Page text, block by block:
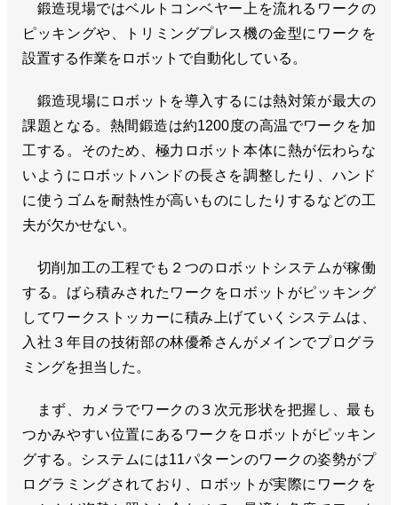
鍛造現場ではベルトコンベヤー上を流れるワークの
ピッキングや、トリミングプレス機の金型にワークを
設置する作業をロボットで自動化している。
鍛造現場にロボットを導入するには熱対策が最大の
課題となる。熱間鍛造は約1200度の高温でワークを加
工する。そのため、極力ロボット本体に熱が伝わらな
いようにロボットハンドの長さを調整したり、ハンド
に使うゴムを耐熱性が高いものにしたりするなどの工
夫が欠かせない。
切削加工の工程でも２つのロボットシステムが稼働
する。ばら積みされたワークをロボットがピッキング
してワークストッカーに積み上げていくシステムは、
入社３年目の技術部の林優希さんがメインでプログラ
ミングを担当した。
まず、カメラでワークの３次元形状を把握し、最も
つかみやすい位置にあるワークをロボットがピッキン
グする。システムには11パターンのワークの姿勢がプ
ログラミングされており、ロボットが実際にワークを